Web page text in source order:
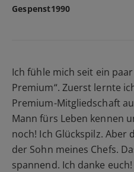
Gespenst1990
Ich fühle mich seit ein
Premium“. Zuerst lernte
Premium-Mitgliedschaft
Mann fürs Leben kennen
noch! Ich Glückspilz. Aber
der Sohn meines Chefs.
spannend. Ich danke euch!